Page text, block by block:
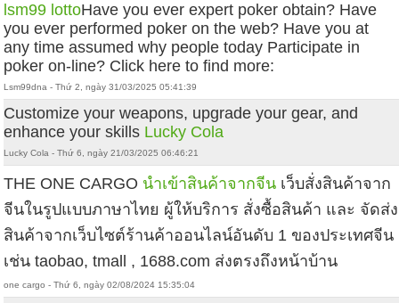
lsm99 lottoHave you ever expert poker obtain? Have
you ever performed poker on the web? Have you at
any time assumed why people today Participate in
poker on-line? Click here to find more:
Lsm99dna - Thứ 2, ngày 31/03/2025 05:41:39
Customize your weapons, upgrade your gear, and
enhance your skills Lucky Cola
Lucky Cola - Thứ 6, ngày 21/03/2025 06:46:21
THE ONE CARGO นำเข้าสินค้าจากจีน เว็บสั่งสินค้าจาก
จีนในรูปแบบภาษาไทย ผู้ให้บริการ สั่งซื้อสินค้า และ จัดส่ง
สินค้าจากเว็บไซต์ร้านค้าออนไลน์อันดับ 1 ของประเทศจีน
เช่น taobao, tmall , 1688.com ส่งตรงถึงหน้าบ้าน
one cargo - Thứ 6, ngày 02/08/2024 15:35:04